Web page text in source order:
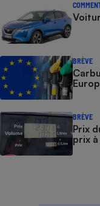
BRÈVE
BRÈVE
Prix
prix